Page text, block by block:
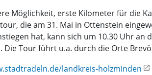
Möglichkeit, erste Kilometer für die
die am 31. Mai in Ottenstein
hat, kann sich um 10.30 Uhr
Die Tour führt u.a. durch die Orte
landkreis-holzminden